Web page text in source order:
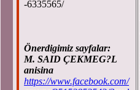
-6335565/
Önerdigimiz sayfalar:
M. SAID ÇEKMEG?L
anisina
https://www.facebook.com/